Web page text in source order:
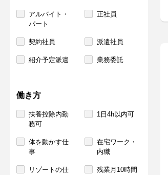
アルバイト・
パート
正社員
契約社員 派遣社員
紹介予定派遣 業務委託
働き方
扶養控除内勤
務可
1日4h以内可
体を動かす仕
事
在宅ワーク・
内職
リゾートの仕
残業月10時間